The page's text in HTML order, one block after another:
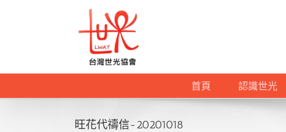
首頁 認識世光
旺花代禱信-20201018